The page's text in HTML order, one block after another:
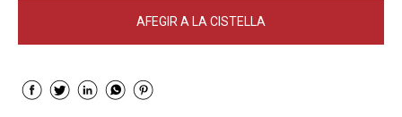
AFEGIR A LA CISTELLA